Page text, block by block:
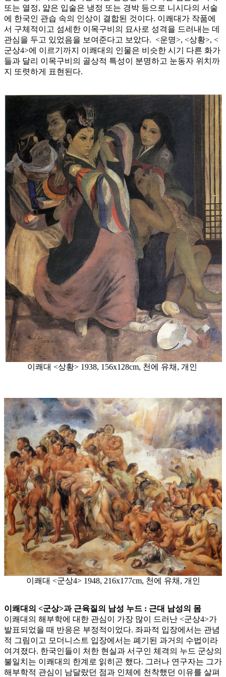
또는 열정, 얇은 입술은 냉정 또는 경박 등으로 니시다의 서술
에 한국인 관습 속의 인상이 결합된 것이다. 이쾌대가 작품에
서 구체적이고 섬세한 이목구비의 묘사로 성격을 드러내는 데
관심을 두고 있었음을 보여준다고 보았다. <운명>, <상황>, <
군상4>에 이르기까지 이쾌대의 인물은 비슷한 시기 다른 화가
들과 달리 이목구비의 골상적 특성이 분명하고 눈동자 위치까
지 또렷하게 표현된다.
이쾌대 <상황> 1938, 156x128cm, 천에 유채, 개인
이쾌대 <군상4> 1948, 216x177cm, 천에 유채, 개인
이쾌대의 <군상>과 근육질의 남성 누드 : 근대 남성의 몸
이쾌대의 해부학에 대한 관심이 가장 많이 드러난 <군상4>가
발표되었을 때 반응은 부정적이었다. 좌파적 입장에서는 관념
적 그림이고 모더니스트 입장에서는 폐기된 과거의 수법이라
여겨졌다. 한국인들이 처한 현실과 서구인 체격의 누드 군상의
불일치는 이쾌대의 한계로 읽히곤 했다. 그러나 연구자는 그가
해부학적 관심이 남달랐던 점과 인체에 천착했던 이유를 살펴